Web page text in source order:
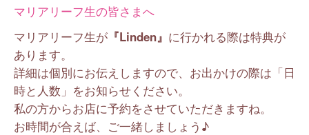
マリアリーフ生の皆さまへ
マリアリーフ生が 『Linden』 に行かれる際は特典が
あります。
詳細は個別にお伝えしますので、お出かけの際は「日
時と人数」をお知らせください。
私の方からお店に予約をさせていただきますね。
お時間が合えば、ご一緒しましょう♪